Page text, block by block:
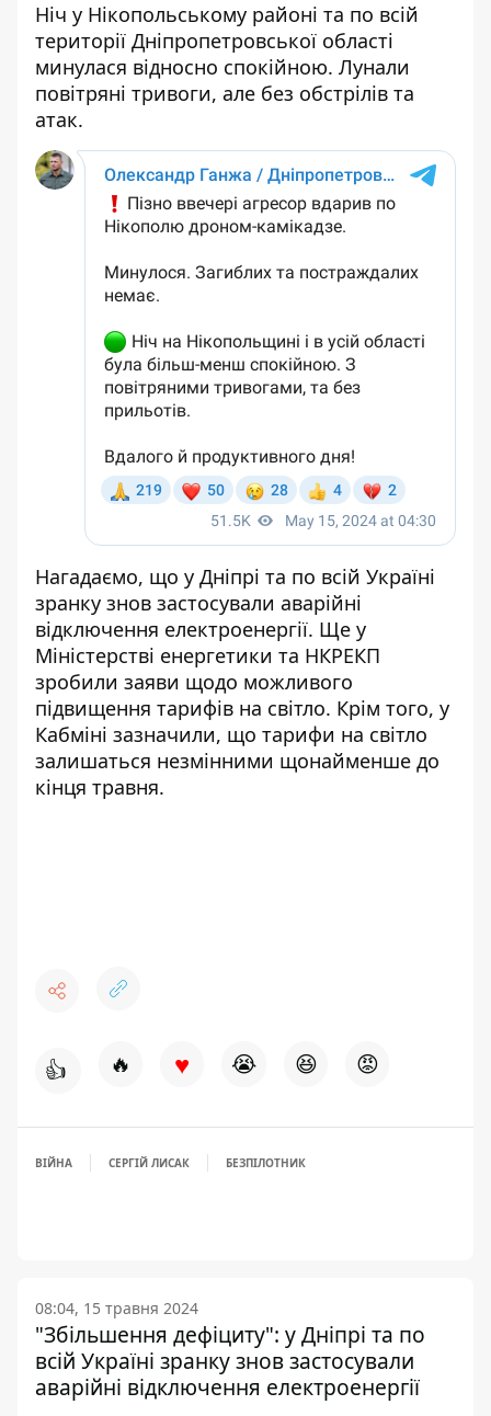
Ніч у Нікопольському районі та по всій
території Дніпропетровської області
минулася відносно спокійною. Лунали
повітряні тривоги, але без обстрілів та
атак.
Нагадаємо, що у Дніпрі та по всій Україні
зранку знов застосували аварійні
відключення електроенергії. Ще у
Міністерстві енергетики та НКРЕКП
зробили заяви щодо можливого
підвищення тарифів на світло. Крім того, у
Кабміні зазначили, що тарифи на світло
залишаться незмінними щонайменше до
кінця травня.
👍 🔥 ♥ 😭 😆 😡
ВІЙНА СЕРГІЙ ЛИСАК БЕЗПІЛОТНИК
08:04, 15 травня 2024
"Збільшення дефіциту": у Дніпрі та по
всій Україні зранку знов застосували
аварійні відключення електроенергії